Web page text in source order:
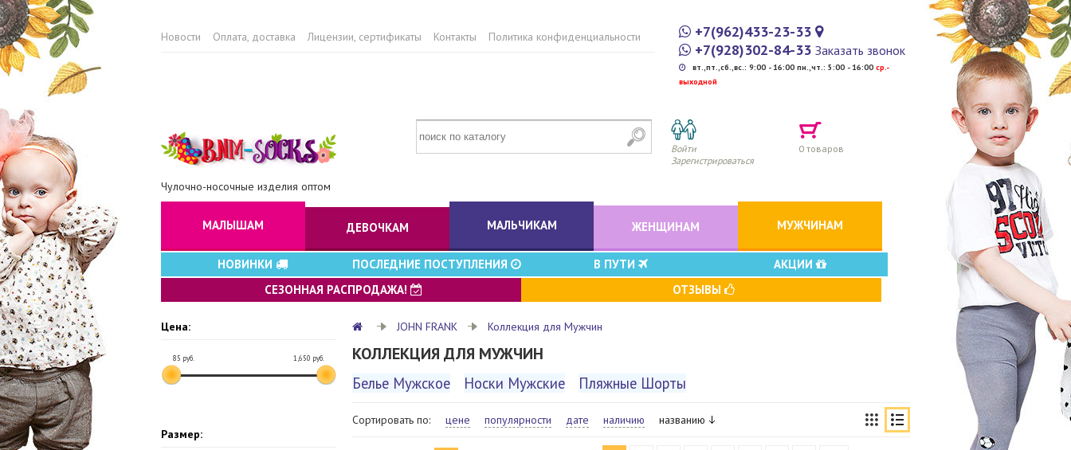
Новости Оплата, доставка Лицензии, сертификаты Контакты Политика конфиденциальности
+7(962)433-23-33
+7(928)302-84-33 Заказать звонок
вт.,пт.,сб.,вс.: 9:00 - 16:00 пн.,чт.: 5:00 - 16:00 cр.-
выходной
Чулочно-носочные изделия оптом
Войти
Зарегистрироваться
0 товаров
МАЛЫШАМ ДЕВОЧКАМ МАЛЬЧИКАМ ЖЕНЩИНАМ МУЖЧИНАМ
НОВИНКИ ПОСЛЕДНИЕ ПОСТУПЛЕНИЯ В ПУТИ
АКЦИИ
СЕЗОННАЯ РАСПРОДАЖА!
ОТЗЫВЫ
Цена:
85 руб. 1,650 руб.
Размер:
JOHN FRANK Коллекция для Мужчин
КОЛЛЕКЦИЯ ДЛЯ МУЖЧИН
Белье Мужское Носки Мужские Пляжные Шорты
Сортировать по: цене популярности дате наличию названию